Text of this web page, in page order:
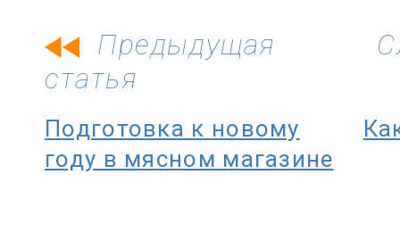
Предыдущая
статья
Подготовка к новому
году в мясном магазине